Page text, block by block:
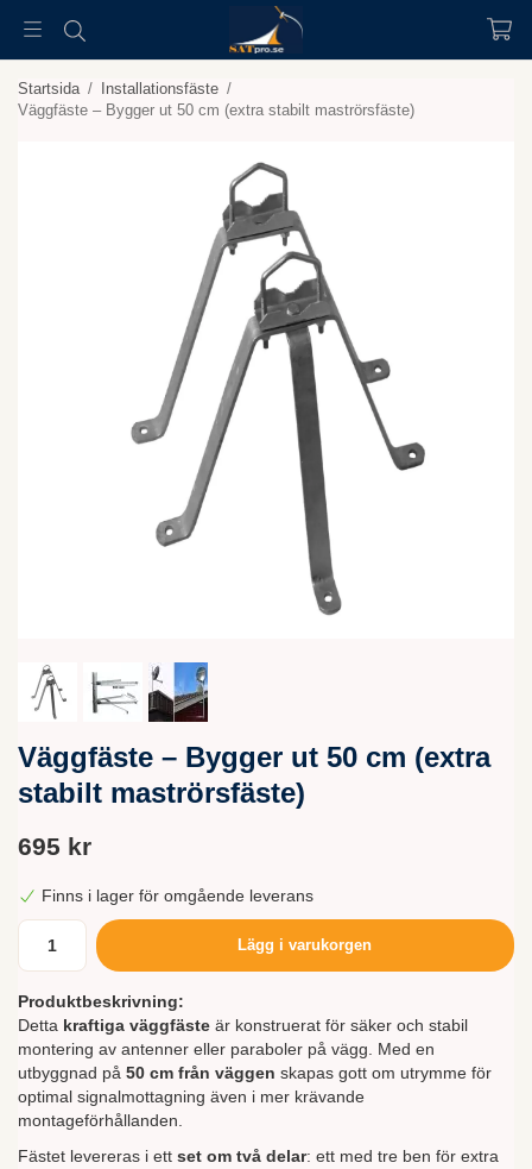
Startsida / Installationsfäste /
Väggfäste – Bygger ut 50 cm (extra stabilt maströrsfäste)
Väggfäste – Bygger ut 50 cm (extra
stabilt maströrsfäste)
695 kr
Finns i lager för omgående leverans
Lägg i varukorgen
Produktbeskrivning:
Detta kraftiga väggfäste är konstruerat för säker och stabil
montering av antenner eller paraboler på vägg. Med en
utbyggnad på 50 cm från väggen skapas gott om utrymme för
optimal signalmottagning även i mer krävande
montageförhållanden.
Fästet levereras i ett set om två delar: ett med tre ben för extra